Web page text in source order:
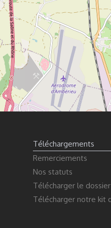
Téléchargements
Remerciements
Nos statuts
Télécharger le
Télécharger notre kit